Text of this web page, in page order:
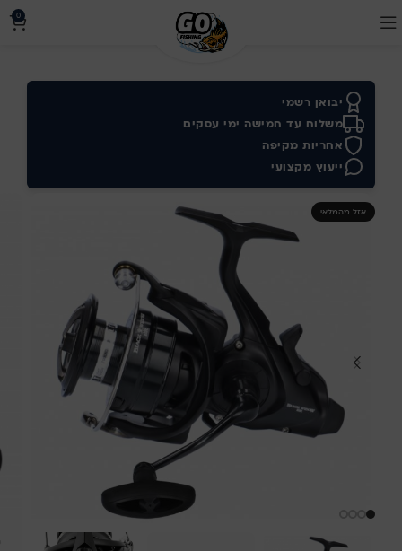
0
יבואן רשמי
משלוח עד חמישה ימי עסקים
אחריות מקיפה
ייעוץ מקצועי
אזל מהמלאי